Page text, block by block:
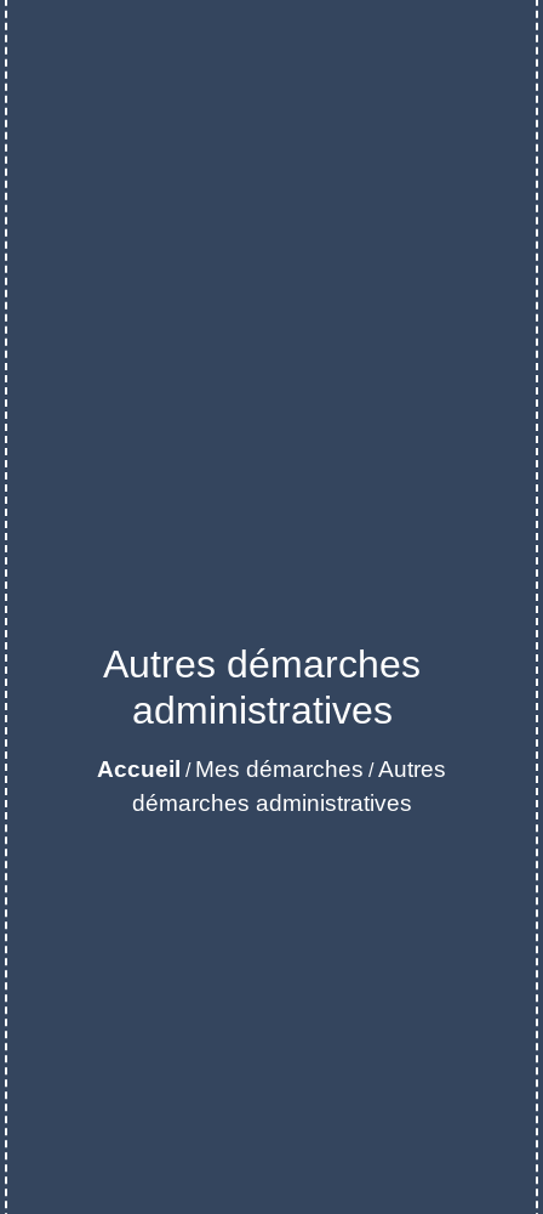
Autres démarches
administratives
Accueil / Mes démarches /Autres
démarches administratives